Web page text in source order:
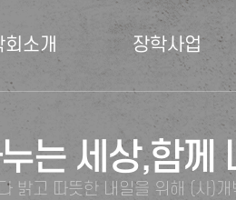
회소개 장학사업
는 세상,함께
밝고 따뜻한 내일을 위해 (사)